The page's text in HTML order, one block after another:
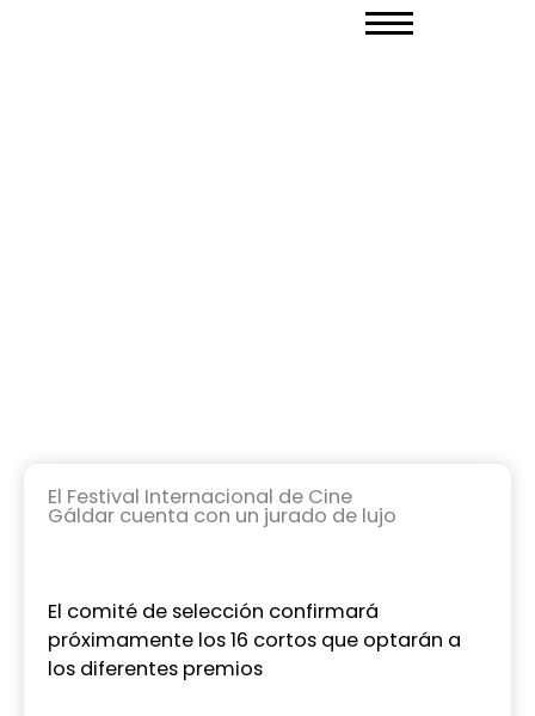
El Festival Internacional de Cine
Gáldar cuenta con un jurado de lujo
El comité de selección confirmará
próximamente los 16 cortos que optarán a
los diferentes premios